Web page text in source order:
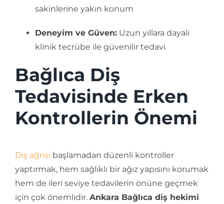
sakinlerine yakın konum
Deneyim ve Güven:Uzun yıllara dayalı
klinik tecrübe ile güvenilir tedavi
Bağlıca Diş
Tedavisinde Erken
Kontrollerin Önemi
Diş ağrısı başlamadan düzenli kontroller
yaptırmak, hem sağlıklı bir ağız yapısını korumak
hem de ileri seviye tedavilerin önüne geçmek
için çok önemlidir. Ankara Bağlıca diş hekimi